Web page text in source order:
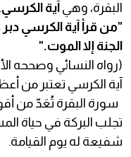
البقرة، وهي آية الكرسي
"من قرأ آية الكرسي
الجنة إلا الموت."
(رواه النسائي وصححه
آية الكرسي تعتبر من
سورة البقرة تُعَدّ من
تجلب البركة في حياة
شفيعة له يوم القيامة.